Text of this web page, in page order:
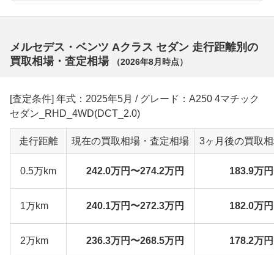
メルセデス・ベンツ Aクラス セダン 走行距離別の
買取相場・査定相場
（2026年8月 時点）
[査定条件] 年式：2025年5月 / グレード：A250 4マチック
セダン_RHD_4WD(DCT_2.0)
走行距離 現在の買取相場・査定相場 3ヶ月後の買取
0.5万km 242.0万円〜274.2万円 183.9万
1万km 240.1万円〜272.3万円 182.0万
2万km 236.3万円〜268.5万円 178.2万